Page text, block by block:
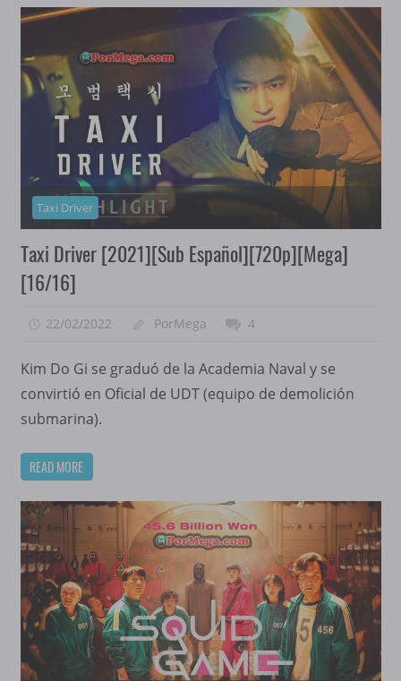
Taxi Driver
Taxi Driver [2021][Sub Español][720p][Mega]
[16/16]
22/02/2022 PorMega 4
Kim Do Gi se graduó de la Academia Naval y se
convirtió en Oficial de UDT (equipo de demolición
submarina).
READ MORE